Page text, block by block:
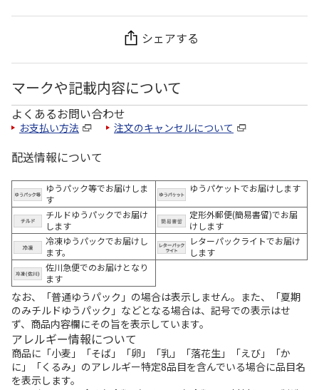
シェアする
マークや記載内容について
よくあるお問い合わせ
お支払い方法 注文のキャンセルについて
配送情報について
ゆうパック等でお届けしま
す
ゆうパケットでお届けします
チルドゆうパックでお届け
します
定形外郵便(簡易書留)でお届
けします
冷凍ゆうパックでお届けし
ます。
レターパックライトでお届け
します
佐川急便でのお届けとなり
ます
なお、「普通ゆうパック」の場合は表示しません。また、「夏期
のみチルドゆうパック」などとなる場合は、記号での表示はせ
ず、商品内容欄にその旨を表示しています。
アレルギー情報について
商品に「小麦」「そば」「卵」「乳」「落花生」「えび」「か
に」「くるみ」のアレルギー特定8品目を含んでいる場合に品目名
を表示します。